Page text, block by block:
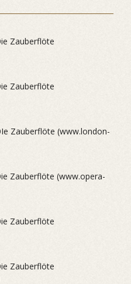
Zauberflöte
Zauberflöte
Zauberflöte (www.london-
Zauberflöte (www.opera-
Zauberflöte
Zauberflöte